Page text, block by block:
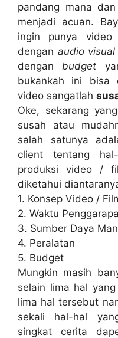
pandang mana
menjadi acuan.
ingin punya video
dengan audio visual
dengan budget
bukankah ini bisa
video sangatlah
Oke, sekarang
susah atau
salah satunya
client tentang
produksi video /
diketahui
1. Konsep Video /
2. Waktu
3. Sumber Daya
4. Peralatan
5. Budget
Mungkin masih
selain lima hal
lima hal tersebut
sekali hal-hal
singkat cerita